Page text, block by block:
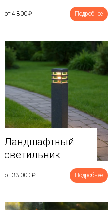
от 4 800 ₽ Подробнее
Ландшафтный
светильник
от 33 000 ₽ Подробнее